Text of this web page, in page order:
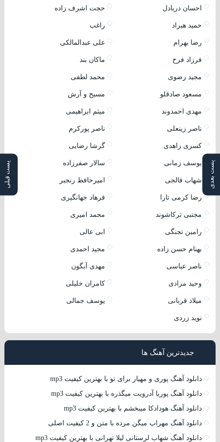
پست بعدی پست قبلی
احسان دریادل حجت اشرف زاده
حمید هیراد راغب
رضا بهرام علی عبدالمالکی
فرزاد فرخ ماکان بند
مجید رضوی محمد لطفی
مسعود صادقلو مسیح و آرش
مهدی احمدوند میثم ابراهیمی
ناصر زینعلی ناصر پورکرم
کسری زاهدی گرشا رضایی
یوسف زمانی سالار صفرزاده
شهاب فالجی امیرحافظ رنجبر
رضا کرمی تارا فرهاد جهانگیری
مجتبی ترکاشوند محمد امیری
رامین تجنگی ابی عالی
بهنام حسن زاده مجید احمدی
ناصر عباسی مهدی آبگون
وحید مرادی کامران خلیلی
میلاد قربانی یوسف جمالی
نوید زردی
جدیدترین آهنگ ها
دانلود آهنگ پوری و مهیار برای تو با بهترین کیفیت mp3
دانلود آهنگ پوریا آدرویت میگذره با بهترین کیفیت mp3
دانلود آهنگ هودادکا میبخشم با بهترین کیفیت mp3
دانلود آهنگ مهراب میگن مرده با متن و 2 کیفیت اصلی
دانلود آهنگ شهاب لرستانی لیلا تهرانی با بهترین کیفیت mp3